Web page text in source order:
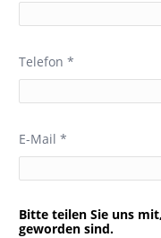
Telefon *
E-Mail *
Bitte teilen Sie uns
geworden sind.